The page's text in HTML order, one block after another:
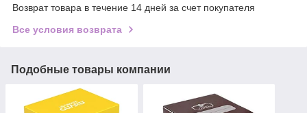
Возврат товара в течение 14 дней за счет покупателя
Все условия возврата
Подобные товары компании